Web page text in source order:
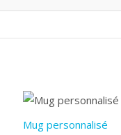
Mug personnalisé